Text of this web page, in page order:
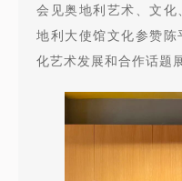
会见奥地利艺术、文
地利大使馆文化参赞
化艺术发展和合作话题